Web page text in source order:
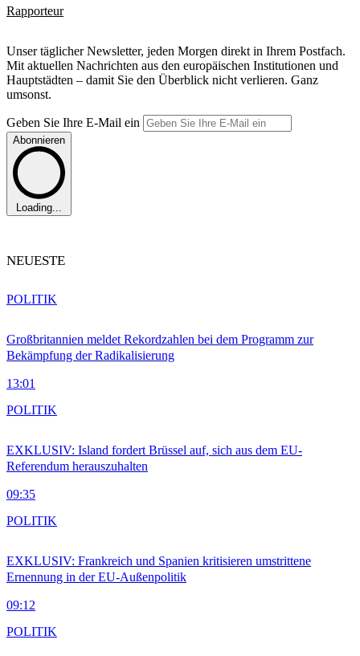
Rapporteur
Unser täglicher Newsletter, jeden Morgen direkt in Ihrem Postfach.
Mit aktuellen Nachrichten aus den europäischen Institutionen und
Hauptstädten – damit Sie den Überblick nicht verlieren. Ganz
umsonst.
Geben Sie Ihre E-Mail ein
Abonnieren
Loading...
NEUESTE
Großbritannien meldet Rekordzahlen bei dem Programm zur
Bekämpfung der Radikalisierung
13:01
POLITIK
EXKLUSIV: Island fordert Brüssel auf, sich aus dem EU-
Referendum herauszuhalten
09:35
POLITIK
EXKLUSIV: Frankreich und Spanien kritisieren umstrittene
Ernennung in der EU-Außenpolitik
09:12
POLITIK
POLITIK